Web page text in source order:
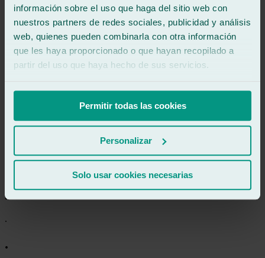
información sobre el uso que haga del sitio web con
nuestros partners de redes sociales, publicidad y análisis
web, quienes pueden combinarla con otra información
que les haya proporcionado o que hayan recopilado a
partir del uso que haya hecho de sus servicios.
Permitir todas las cookies
Personalizar
Solo usar cookies necesarias
.
.
.
.
.